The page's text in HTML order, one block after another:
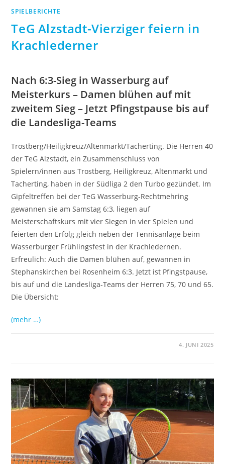
SPIELBERICHTE
TeG Alzstadt-Vierziger feiern in
Krachlederner
Nach 6:3-Sieg in Wasserburg auf
Meisterkurs – Damen blühen auf mit
zweitem Sieg – Jetzt Pfingstpause bis auf
die Landesliga-Teams
Trostberg/Heiligkreuz/Altenmarkt/Tacherting. Die Herren 40
der TeG Alzstadt, ein Zusammenschluss von
Spielern/innen aus Trostberg, Heiligkreuz, Altenmarkt und
Tacherting, haben in der Südliga 2 den Turbo gezündet. Im
Gipfeltreffen bei der TeG Wasserburg-Rechtmehring
gewannen sie am Samstag 6:3, liegen auf
Meisterschaftskurs mit vier Siegen in vier Spielen und
feierten den Erfolg gleich neben der Tennisanlage beim
Wasserburger Frühlingsfest in der Krachledernen.
Erfreulich: Auch die Damen blühen auf, gewannen in
Stephanskirchen bei Rosenheim 6:3. Jetzt ist Pfingstpause,
bis auf und die Landesliga-Teams der Herren 75, 70 und 65.
Die Übersicht:
(mehr …)
4. JUNI 2025